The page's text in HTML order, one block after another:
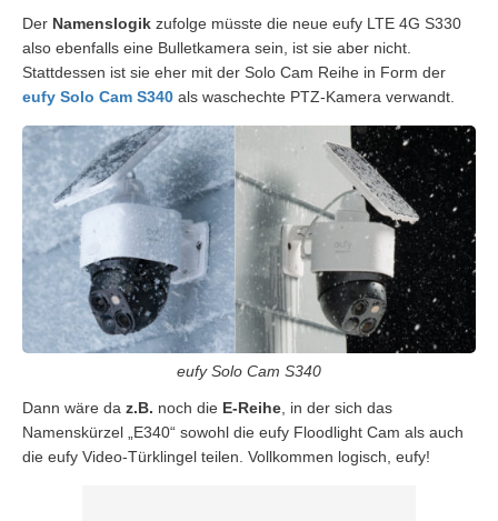
Der Namenslogik zufolge müsste die neue eufy LTE 4G S330
also ebenfalls eine Bulletkamera sein, ist sie aber nicht.
Stattdessen ist sie eher mit der Solo Cam Reihe in Form der
eufy Solo Cam S340 als waschechte PTZ-Kamera verwandt.
eufy Solo Cam S340
Dann wäre da z.B. noch die E-Reihe , in der sich das
Namenskürzel „E340“ sowohl die eufy Floodlight Cam als auch
die eufy Video-Türklingel teilen. Vollkommen logisch, eufy!